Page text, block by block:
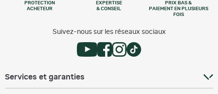
PROTECTION
ACHETEUR
EXPERTISE
& CONSEIL
PRIX BAS &
PAIEMENT EN PLUSIEURS
FOIS
Suivez-nous sur les réseaux sociaux
Services et garanties